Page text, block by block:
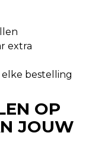
extra
bestelling
OP
JOUW